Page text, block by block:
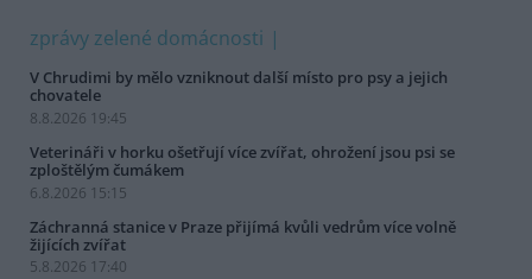
zprávy zelené domácnosti
V Chrudimi by mělo vzniknout další místo pro psy a jejich
chovatele
8.8.2026 19:45
Veterináři v horku ošetřují více zvířat, ohrožení jsou psi se
zploštělým čumákem
6.8.2026 15:15
Záchranná stanice v Praze přijímá kvůli vedrům více volně
žijících zvířat
5.8.2026 17:40